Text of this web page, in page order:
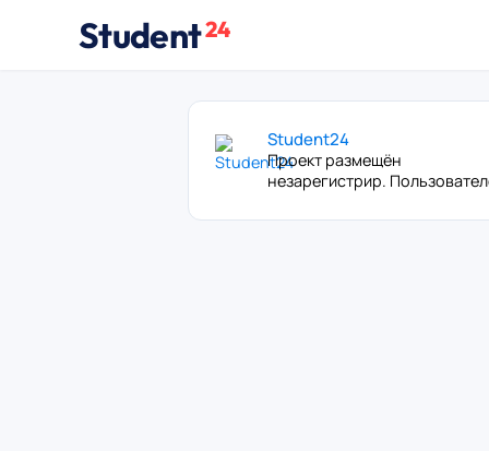
Student24
Student24
Проект размещён
незарегистрир.